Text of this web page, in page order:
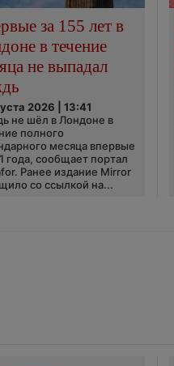
за 155 лет в
в течение
не выпадал
2026 | 13:41
не шёл в Лондоне в
полного
месяца впервые
года, сообщает портал
Ранее издание Mirror
со ссылкой на...